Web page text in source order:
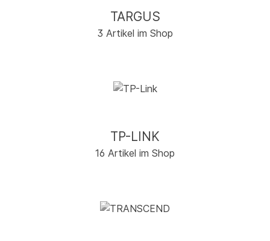
TARGUS
3 Artikel im Shop
TP-LINK
16 Artikel im Shop